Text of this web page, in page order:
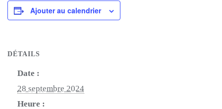
Ajouter au calendrier
DÉTAILS
Date :
28 septembre 2024
Heure :